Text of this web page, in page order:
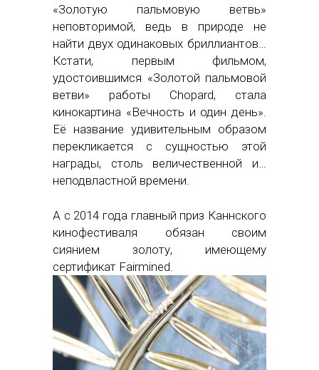
«Золотую пальмовую ветвь»
неповторимой, ведь в природе не
найти двух одинаковых бриллиантов…
Кстати, первым фильмом,
удостоившимся «Золотой пальмовой
ветви» работы Chopard, стала
кинокартина «Вечность и один день».
Её название удивительным образом
перекликается с сущностью этой
награды, столь величественной и…
неподвластной времени.
А с 2014 года главный приз Каннского
кинофестиваля обязан своим
сиянием золоту, имеющему
сертификат Fairmined.